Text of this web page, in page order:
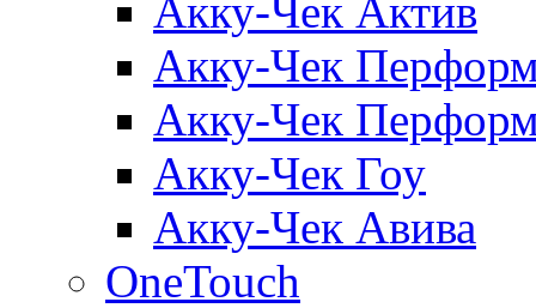
Акку-Чек Актив
Акку-Чек
Акку-Чек
Акку-Чек Гоу
Акку-Чек Авива
OneTouch